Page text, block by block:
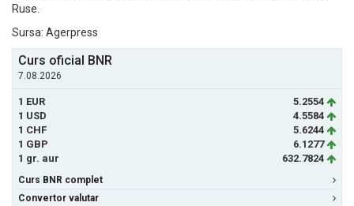
Ruse.
Sursa: Agerpress
Curs oficial BNR
7.08.2026
1 EUR
5.2554
1 USD
4.5584
1 CHF
5.6244
1 GBP
6.1277
1 gr. aur
632.7824
Curs BNR complet
Convertor valutar